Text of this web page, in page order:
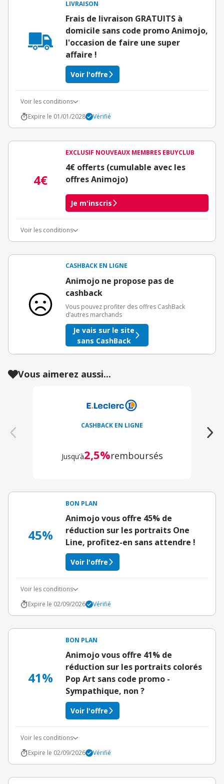
LIVRAISON
Frais de livraison GRATUITS à
domicile sans code promo Animojo,
l'occasion de faire une super
affaire !
Voir l'offre
Voir les conditions
Expire le 01/01/2028
Vérifié
4€
EXCLUSIF NOUVEAUX MEMBRES EBUYCLUB
4€ offerts (cumulable avec les
offres Animojo)
Je m'inscris
Voir les conditions
3€ de bienvenue crédités immédiatement + 1€ supplémentaire
Offre réservée à une toute première inscription chez eBuyClub.
CASHBACK EN LIGNE
Animojo ne propose pas de
cashback
Vous pouvez profiter des offres CashBack
d’autres marchands
Je vais sur le site
sans CashBack
Vous aimerez aussi...
CASHBACK EN LIGNE
Jusqu’à2,5%remboursés
45%
BON PLAN
Animojo vous offre 45% de
réduction sur les portraits One
Line, profitez-en sans attendre !
Voir l'offre
Voir les conditions
Expire le 02/09/2026
Vérifié
41%
BON PLAN
Animojo vous offre 41% de
réduction sur les portraits colorés
Pop Art sans code promo -
Sympathique, non ?
Voir l'offre
Voir les conditions
Expire le 02/09/2026
Vérifié